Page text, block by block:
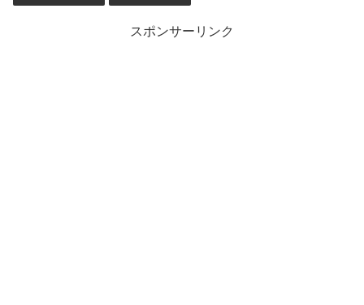
スポンサーリンク